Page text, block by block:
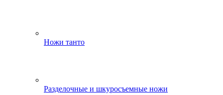
Ножи танто
Разделочные и шкуросъемные ножи